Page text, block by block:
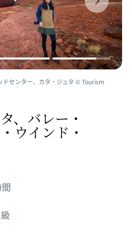
ドセンター、カタ・ジュタ © Tourism
、​バレー・
ウインド・